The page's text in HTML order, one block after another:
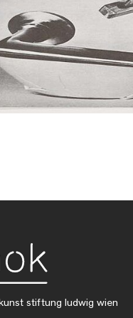
stiftung ludwig wien